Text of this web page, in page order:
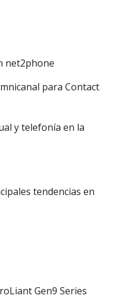
net2phone
para Contact
y telefonía en la
tendencias en
Gen9 Series